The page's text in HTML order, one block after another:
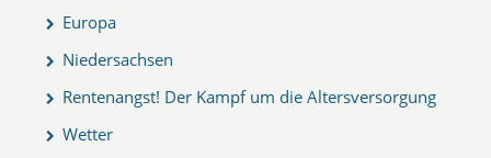
Europa
Niedersachsen
Rentenangst! Der Kampf um die Altersversorgung
Wetter